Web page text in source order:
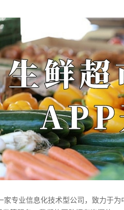
家专业信息化技术型公司，致力于为